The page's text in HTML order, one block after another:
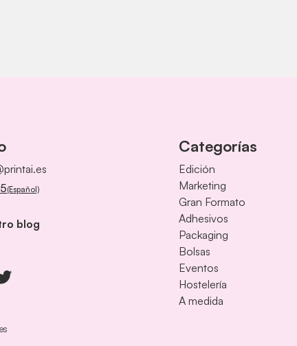
(Español)
blog
Categorías
Edición
Marketing
Gran Formato
Adhesivos
Packaging
Bolsas
Eventos
Hostelería
A medida